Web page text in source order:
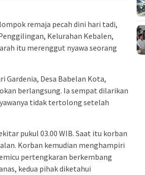
remaja pecah dini hari tadi,
Kelurahan Kebalen,
itu merenggut nyawa seorang
Gardenia, Desa Babelan Kota,
berlangsung. Ia sempat dilarikan
tidak tertolong setelah
pukul 03.00 WIB. Saat itu korban
Korban kemudian menghampiri
pertengkaran berkembang
kedua pihak diketahui